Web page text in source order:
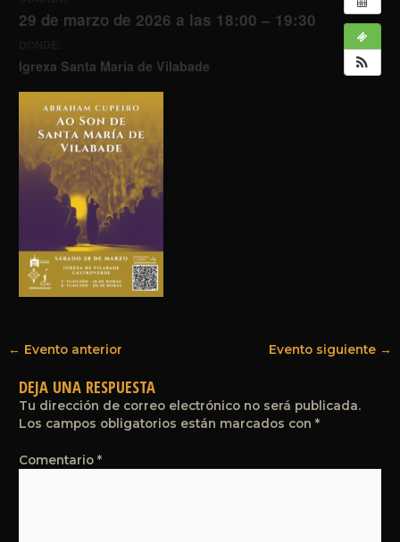
29 de marzo de 2026 a las 18:00 – 19:30
Igrexa Santa María de Vilabade
← Evento anterior Evento siguiente →
DEJA UNA RESPUESTA
Tu dirección de correo electrónico no será publicada.
Los campos obligatorios están marcados con*
Comentario*